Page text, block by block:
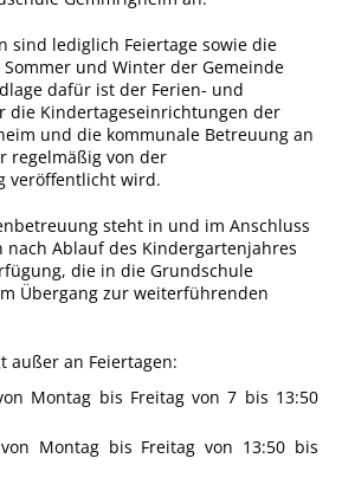
Steillagen/Weinberge
Natur Umwelt Klima
Pop-Up-Museum
Kerngeschichten
Gemmrigheim
Angebote für Senioren
Partnerschaft Trigono-
Orestiada
sind lediglich Feiertage sowie die
und Winter der Gemeinde
dafür ist der Ferien- und
die Kindertageseinrichtungen der
und die kommunale Betreuung an
regelmäßig von der
veröffentlicht wird.
steht in und im Anschluss
nach Ablauf des Kindergartenjahres
die in die Grundschule
Übergang zur weiterführenden
außer an Feiertagen:
Montag bis Freitag von 7 bis 13:50
Montag bis Freitag von 13:50 bis